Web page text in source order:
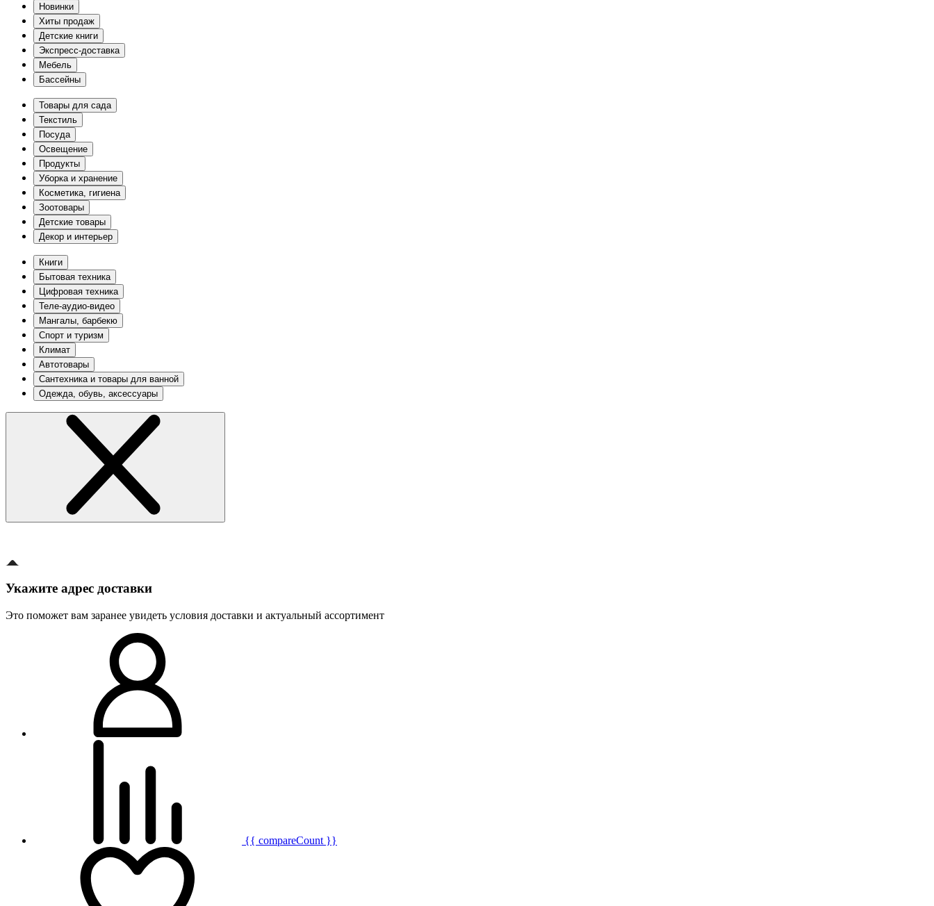
Новинки
Хиты продаж
Детские книги
Экспресс-доставка
Мебель
Бассейны
Товары для сада
Текстиль
Посуда
Освещение
Продукты
Уборка и хранение
Косметика, гигиена
Зоотовары
Детские товары
Декор и интерьер
Книги
Бытовая техника
Цифровая техника
Теле-аудио-видео
Мангалы, барбекю
Спорт и туризм
Климат
Автотовары
Сантехника и товары для ванной
Одежда, обувь, аксессуары
Укажите адрес доставки
Это поможет вам заранее увидеть условия доставки и актуальный ассортимент
{{ compareCount }}